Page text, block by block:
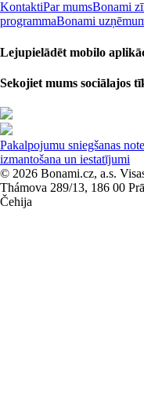
KontaktiPar mumsBonami
programmaBonami
Lejupielādēt mobilo
Sekojiet mums sociālajos
Pakalpojumu sniegšanas
izmantošana un iestatījumi
© 2026 Bonami.cz, a.s.
Thámova 289/13, 186 00
Čehija